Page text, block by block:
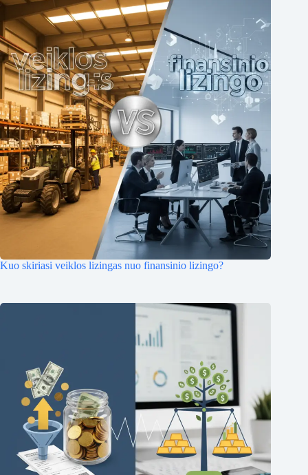
Kuo skiriasi veiklos lizingas nuo finansinio lizingo?